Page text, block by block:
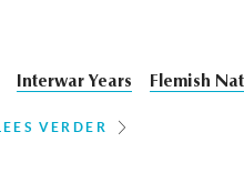
Interwar Years Flemish
LEES VERDER